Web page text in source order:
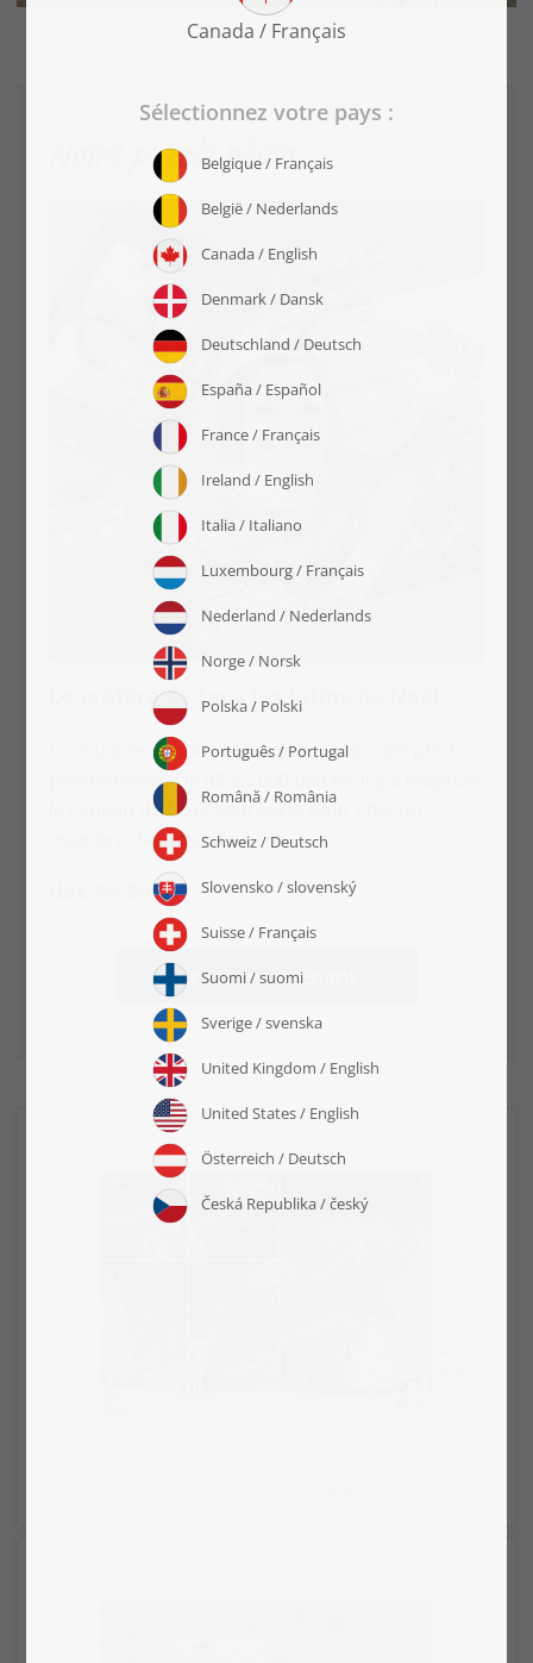
Notre puzzle photo
Le préféré de tous les lutins de Noël
Conçu avec amour et unique : un puzzle photo
personnalisé. De 48 à 2000 pièces, il y a toujours
le cadeau de Noël approprié pour chacun
membre de la famille.
dès 48,99 $
Créer maintenant